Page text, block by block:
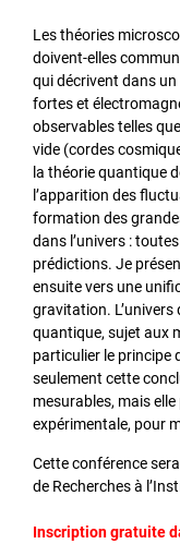
Les théories
doivent-elles
qui décrivent dans
fortes et
observables telles
vide (cordes
la théorie quantique
l’apparition des
formation des
dans l’univers :
prédictions. Je
ensuite vers une
gravitation.
quantique, sujet aux
particulier le principe
seulement cette
mesurables, mais
expérimentale, pour
Cette conférence
de Recherches à
Inscription gratuite